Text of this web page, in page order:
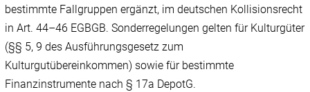
bestimmte Fallgruppen ergänzt, im deutschen Kollisionsrecht
in Art. 44–46 EGBGB. Sonderregelungen gelten für Kulturgüter
(§§ 5, 9 des Ausführungsgesetz zum
Kulturgutübereinkommen) sowie für bestimmte
Finanzinstrumente nach § 17a DepotG.